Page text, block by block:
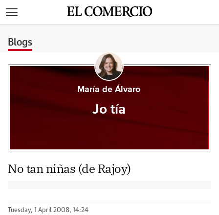
Blogs
María de Álvaro
Jo tía
No tan niñas (de Rajoy)
Tuesday, 1 April 2008, 14:24